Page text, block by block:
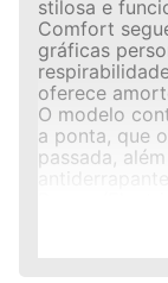
stilosa e
Comfort
gráficas
oferece
O modelo
a ponta, que
passada,
CABEDAL:
POLIESTER